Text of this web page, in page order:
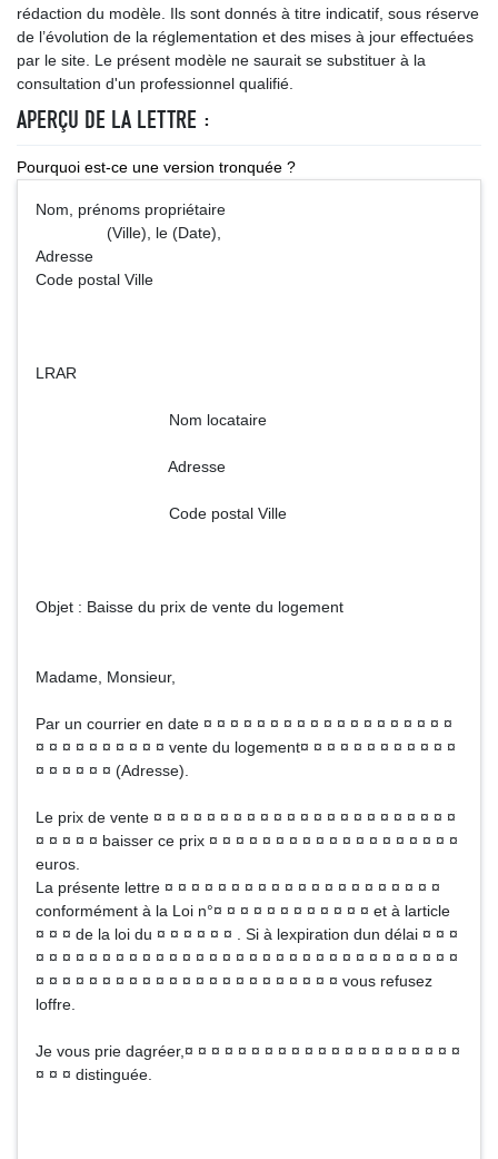
rédaction du modèle. Ils sont donnés à titre indicatif, sous réserve
de l’évolution de la réglementation et des mises à jour effectuées
par le site. Le présent modèle ne saurait se substituer à la
consultation d'un professionnel qualifié.
APERÇU DE LA LETTRE :
Pourquoi est-ce une version tronquée ?
Nom, prénoms propriétaire
(Ville), le (Date),
Adresse
Code postal Ville
LRAR
Nom locataire
Adresse
Code postal Ville
Objet : Baisse du prix de vente du logement
Madame, Monsieur,
Par un courrier en date ¤ ¤ ¤ ¤ ¤ ¤ ¤ ¤ ¤ ¤ ¤ ¤ ¤ ¤ ¤ ¤ ¤ ¤ ¤
¤ ¤ ¤ ¤ ¤ ¤ ¤ ¤ ¤ ¤ vente du logement¤ ¤ ¤ ¤ ¤ ¤ ¤ ¤ ¤ ¤ ¤ ¤
¤ ¤ ¤ ¤ ¤ ¤ (Adresse).
Le prix de vente ¤ ¤ ¤ ¤ ¤ ¤ ¤ ¤ ¤ ¤ ¤ ¤ ¤ ¤ ¤ ¤ ¤ ¤ ¤ ¤ ¤ ¤ ¤
¤ ¤ ¤ ¤ ¤ baisser ce prix ¤ ¤ ¤ ¤ ¤ ¤ ¤ ¤ ¤ ¤ ¤ ¤ ¤ ¤ ¤ ¤ ¤ ¤ ¤
euros.
La présente lettre ¤ ¤ ¤ ¤ ¤ ¤ ¤ ¤ ¤ ¤ ¤ ¤ ¤ ¤ ¤ ¤ ¤ ¤ ¤ ¤ ¤
conformément à la Loi n°¤ ¤ ¤ ¤ ¤ ¤ ¤ ¤ ¤ ¤ ¤ ¤ et à larticle
¤ ¤ ¤ de la loi du ¤ ¤ ¤ ¤ ¤ ¤ . Si à lexpiration dun délai ¤ ¤ ¤
¤ ¤ ¤ ¤ ¤ ¤ ¤ ¤ ¤ ¤ ¤ ¤ ¤ ¤ ¤ ¤ ¤ ¤ ¤ ¤ ¤ ¤ ¤ ¤ ¤ ¤ ¤ ¤ ¤ ¤ ¤ ¤
¤ ¤ ¤ ¤ ¤ ¤ ¤ ¤ ¤ ¤ ¤ ¤ ¤ ¤ ¤ ¤ ¤ ¤ ¤ ¤ ¤ ¤ ¤ vous refusez
loffre.
Je vous prie dagréer,¤ ¤ ¤ ¤ ¤ ¤ ¤ ¤ ¤ ¤ ¤ ¤ ¤ ¤ ¤ ¤ ¤ ¤ ¤ ¤ ¤
¤ ¤ ¤ distinguée.